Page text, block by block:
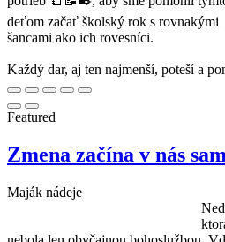
deťom začať školský rok s rovnakými
šancami ako ich rovesníci.
Každý dar, aj ten najmenší, poteší a
Featured
Zmena začína v nás
Maják nádeje